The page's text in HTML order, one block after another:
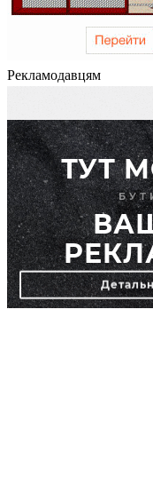
Рекламодавцям